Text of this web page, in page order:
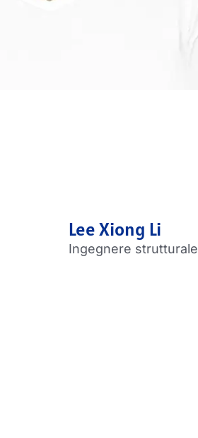
Lee Xiong Li
Ingegnere strutturale